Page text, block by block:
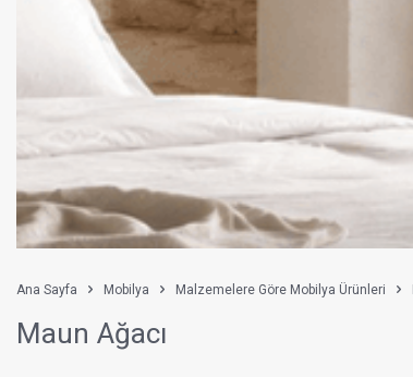
Ana Sayfa Mobilya Malzemelere Göre Mobilya Ürünleri
Maun Ağacı